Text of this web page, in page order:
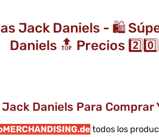
Jack Daniels - 🛍️
Daniels 🔝 Precios
Daniels Para Comprar
todos los